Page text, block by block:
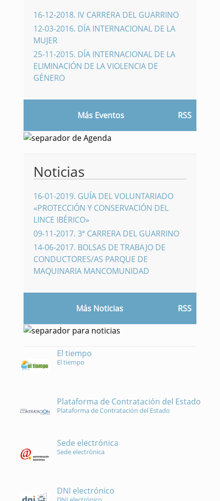
16-12-2018. IV CARRERA DEL GUARRINO
12-03-2016. DÍA INTERNACIONAL DE LA
MUJER
25-11-2015. DÍA INTERNACIONAL DE LA
ELIMINACIÓN DE LA VIOLENCIA DE
GÉNERO
Más Eventos RSS
Noticias
16-01-2019. GUÍA DEL VOLUNTARIADO
«PROTECCIÓN Y CONSERVACIÓN DEL
LINCE IBÉRICO»
09-11-2017. 3ª CARRERA DEL GUARRINO
14-06-2017. BOLSAS DE TRABAJO DE
CONDUCTORES/AS PARQUE DE
MAQUINARIA MANCOMUNIDAD
Más Noticias RSS
El tiempo
El tiempo
Plataforma de Contratación del Estado
Plataforma de Contratación del Estado
Sede electrónica
Sede electrónica
DNI electrónico